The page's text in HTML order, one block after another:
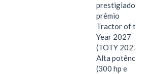
prestigiado
prêmio
Tractor of the
Year 2027
(TOTY 2027:
Alta potência
(300 hp e